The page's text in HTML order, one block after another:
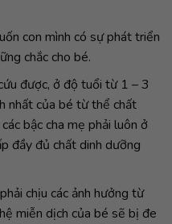
con mình có sự phát triển
chắc cho bé.
được, ở độ tuổi từ 1 – 3
nhất của bé từ thể chất
bậc cha mẹ phải luôn ở
đầy đủ chất dinh dưỡng
chịu các ảnh hưởng từ
miễn dịch của bé sẽ bị đe